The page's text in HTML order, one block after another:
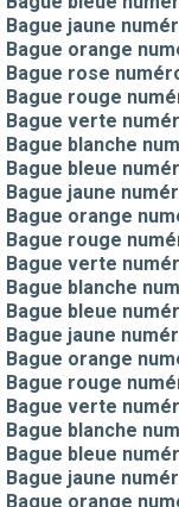
Bague jaune
Bague orange
Bague rose
Bague rouge
Bague verte
Bague blanche
Bague bleue
Bague jaune
Bague orange
Bague rouge
Bague verte
Bague blanche
Bague bleue
Bague jaune
Bague orange
Bague rouge
Bague verte
Bague blanche
Bague bleue
Bague jaune
Bague orange